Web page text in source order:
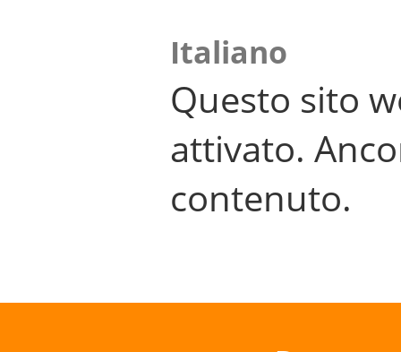
Italiano
Questo sito
attivato.
contenuto.